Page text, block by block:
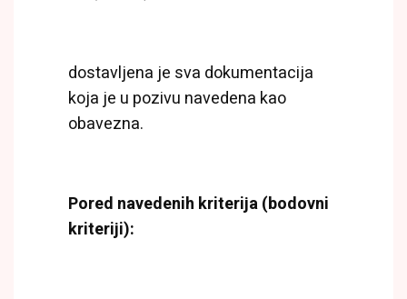
dostavljena je sva dokumentacija
koja je u pozivu navedena kao
obavezna.
Pored navedenih kriterija (bodovni
kriteriji):